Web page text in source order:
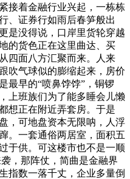
接着金融行业兴起，一栋栋
、证券行如雨后春笋般出
是没得说，口岸里货轮穿越
的货色正在这里曲达、买
四面八方汇聚而来。人来
吹气球似的膨缩起来，房价
最早的“喷鼻饽饽”，铜锣
上班族们为了能多睡会儿懒
想正在附近弄套房。于是
，可地盘资本无限呐，人浮
。一套通俗两居室，面积五
于供。可这楼市也不是一顺
，那阵仗，简曲是金融界
指数一落千丈，企业多量倒